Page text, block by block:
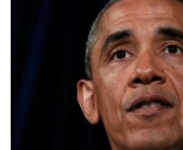
ВСЕ ЗА ДЕНЬ
СПЕЦПРОЕКТИ
ДЕПОРТАЦІЯ
ВІДЕОУРОКИ «ELIFBE»
ЯК ОБІЙТИ БЛОКУВАННЯ